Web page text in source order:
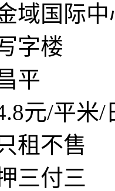
域国际中
字楼
平
元/平米/
租不售
三付三